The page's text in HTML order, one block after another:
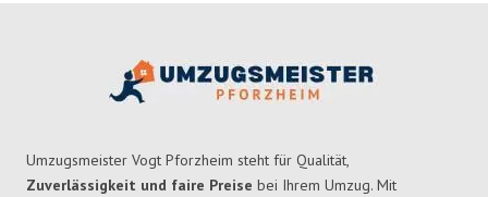
Umzugsmeister Vogt Pforzheim steht für Qualität,
Zuverlässigkeit und faire Preise bei Ihrem Umzug. Mit